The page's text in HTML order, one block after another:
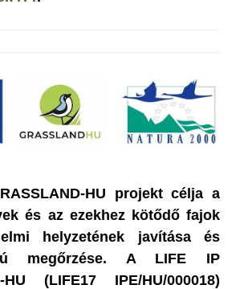
HU projekt célja a
és az ezekhez kötődő fajok
helyzetének javítása és
megőrzése. A LIFE IP
HU (LIFE17 IPE/HU/000018)